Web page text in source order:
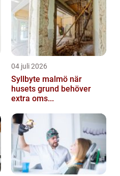
04 juli 2026
Syllbyte malmö när
husets grund behöver
extra oms...